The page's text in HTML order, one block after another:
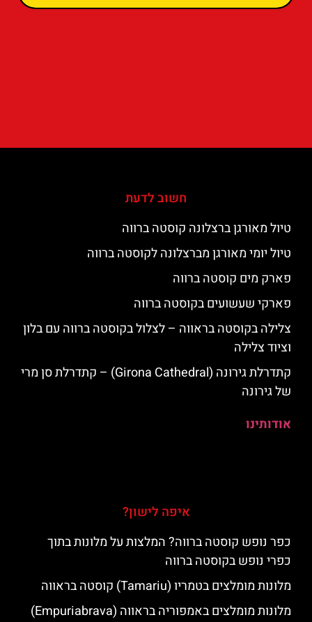
חשוב לדעת
טיול מאורגן ברצלונה קוסטה ברווה
טיול יומי מאורגן מברצלונה לקוסטה ברווה
פארק מים קוסטה ברווה
פארקי שעשועים בקוסטה ברווה
צלילה בקוסטה בראווה – לצלול בקוסטה ברווה עם בלון
וציוד צלילה
קתדרלת גירונה (Girona Cathedral) – קתדרלת סן מרי
של גירונה
אודותינו
איפה לישון?
כפר נופש קוסטה ברווה? המלצות על מלונות בתוך
כפרי נופש בקוסטה ברווה
מלונות מומלצים בטמריו (Tamariu) קוסטה בראווה
מלונות מומלצים באמפוריה בראווה (Empuriabrava)